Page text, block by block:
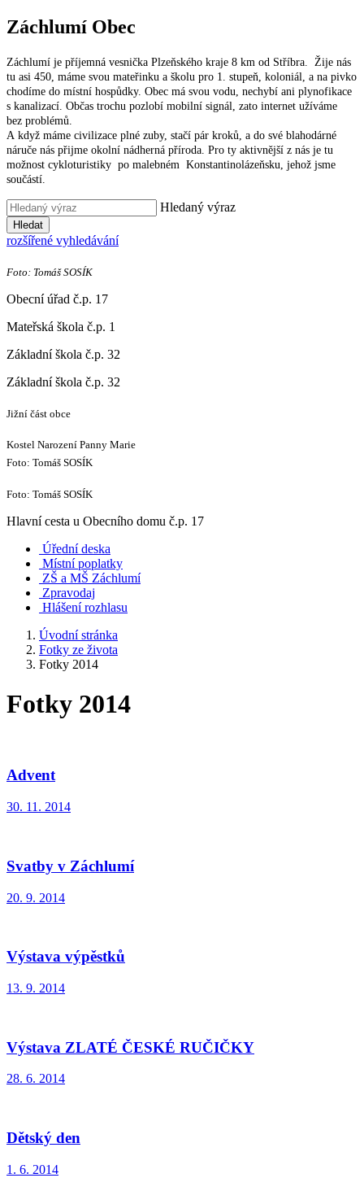
Záchlumí Obec
Záchlumí je příjemná vesnička Plzeňského kraje 8 km od Stříbra. Žije nás
tu asi 450, máme svou mateřinku a školu pro 1. stupeň, koloniál, a na pivko
chodíme do místní hospůdky. Obec má svou vodu, nechybí ani plynofikace
s kanalizací. Občas trochu pozlobí mobilní signál, zato internet užíváme
bez problémů.
A když máme civilizace plné zuby, stačí pár kroků, a do své blahodárné
náruče nás přijme okolní nádherná příroda. Pro ty aktivnější z nás je tu
možnost cykloturistiky po malebném Konstantinolázeňsku, jehož jsme
součástí.
Hledaný výraz
Hledat
rozšířené vyhledávání
Foto: Tomáš SOSÍK
Obecní úřad č.p. 17
Mateřská škola č.p. 1
Základní škola č.p. 32
Základní škola č.p. 32
Jižní část obce
Kostel Narození Panny Marie
Foto: Tomáš SOSÍK
Foto: Tomáš SOSÍK
Hlavní cesta u Obecního domu č.p. 17
Úřední deska
Místní poplatky
ZŠ a MŠ Záchlumí
Zpravodaj
Hlášení rozhlasu
Úvodní stránka
Fotky ze života
Fotky 2014
Fotky 2014
Advent
30. 11. 2014
Svatby v Záchlumí
20. 9. 2014
Výstava výpěstků
13. 9. 2014
Výstava ZLATÉ ČESKÉ RUČIČKY
28. 6. 2014
Dětský den
1. 6. 2014